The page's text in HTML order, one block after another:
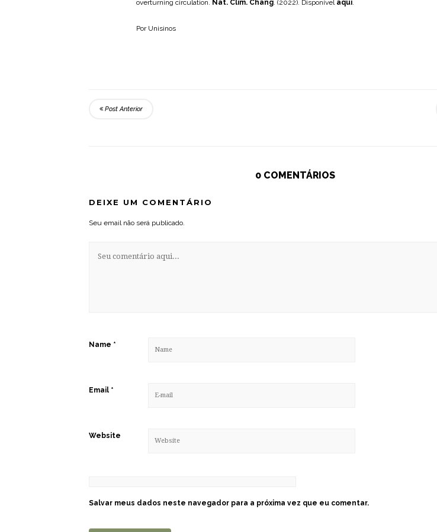
overturning circulation. Nat. Clim. Chang. (2022). Disponível aqui.
Por Unisinos
Post Anterior
0 COMENTÁRIOS
DEIXE UM COMENTÁRIO
Seu email não será publicado.
Name *
Email *
Website
Salvar meus dados neste navegador para a próxima vez que eu comentar.